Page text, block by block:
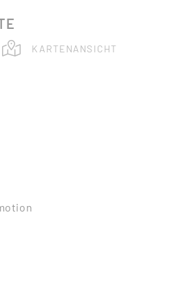
KARTENANSICHT